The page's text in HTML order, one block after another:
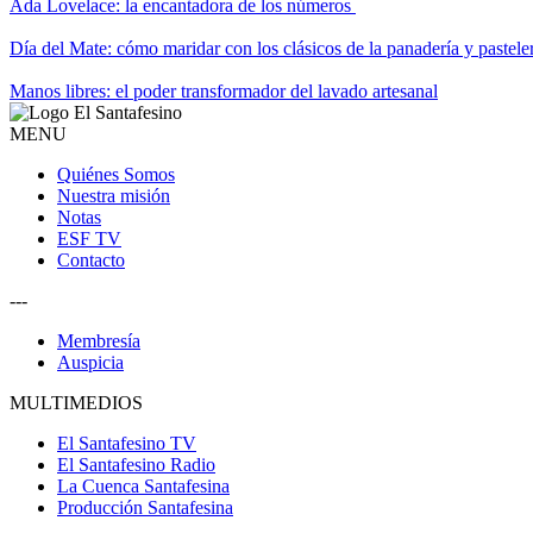
Ada Lovelace: la encantadora de los números
Día del Mate: cómo maridar con los clásicos de la panadería y
Manos libres: el poder transformador del lavado artesanal
MENU
Quiénes Somos
Nuestra misión
Notas
ESF TV
Contacto
---
Membresía
Auspicia
MULTIMEDIOS
El Santafesino TV
El Santafesino Radio
La Cuenca Santafesina
Producción Santafesina